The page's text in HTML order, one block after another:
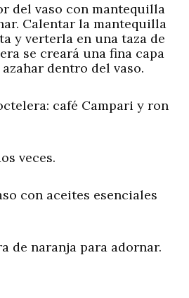
del vaso con mantequilla
Calentar la mantequilla
y verterla en una taza de
se creará una fina capa
dentro del vaso.
café Campari y ron
veces.
con aceites esenciales
de naranja para adornar.